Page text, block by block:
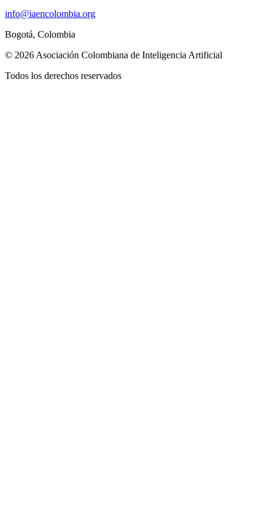
info@iaencolombia.org
Bogotá, Colombia
© 2026 Asociación Colombiana de Inteligencia Artificial
Todos los derechos reservados